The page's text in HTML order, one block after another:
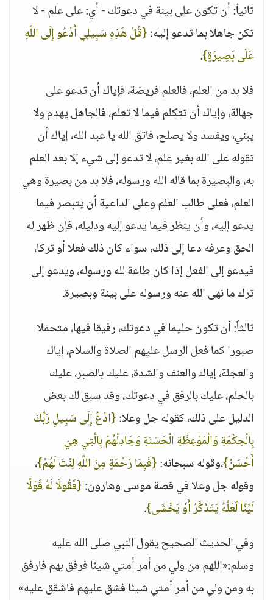
ثانياً: أن تكون على بينة في دعوتك - أي: على علم - لا
تكن جاهلا بما تدعو إليه:{قُلْ هَذِهِ سَبِيلِي أَدْعُو إِلَى اللَّهِ
عَلَى بَصِيرَةٍ}.
فلا بد من العلم، فالعلم فريضة، فإياك أن تدعو على
جهالة، وإياك أن تتكلم فيما لا تعلم، فالجاهل يهدم ولا
يبني، ويفسد ولا يصلح، فاتق الله يا عبد الله، إياك أن
تقوله على الله بغير علم، لا تدعو إلى شيء إلا بعد العلم
به، والبصيرة بما قاله الله ورسوله، فلا بد من بصيرة وهي
العلم، فعلى طالب العلم وعلى الداعية أن يتبصر فيما
يدعو إليه، وأن ينظر فيما يدعو إليه ودليله، فإن ظهر له
الحق وعرفه دعا إلى ذلك، سواء كان ذلك فعلا أو تركا،
فيدعو إلى الفعل إذا كان طاعة لله ورسوله، ويدعو إلى
ترك ما نهى الله عنه ورسوله على بينة وبصيرة.
ثالثاً: أن تكون حليما في دعوتك، رفيقا فيها، متحملا
صبورا كما فعل الرسل عليهم الصلاة والسلام، إياك
والعجلة، إياك والعنف والشدة، عليك بالصبر، عليك
بالحلم، عليك بالرفق في دعوتك، وقد سبق لك بعض
الدليل على ذلك، كقوله جل وعلا:{ادْعُ إِلَى سَبِيلِ رَبِّكَ
بِالْحِكْمَةِ وَالْمَوْعِظَةِ الْحَسَنَةِ وَجَادِلْهُمْ بِالَّتِي هِيَ
أَحْسَنُ}،وقوله سبحانه:{فَبِمَا رَحْمَةٍ مِنَ اللَّهِ لِنْتَ لَهُمْ}،
وقوله جل وعلا في قصة موسى وهارون:{فَقُولَا لَهُ قَوْلًا
لَيِّنًا لَعَلَّهُ يَتَذَكَّرُ أَوْ يَخْشَى}.
وفي الحديث الصحيح يقول النبي صلى الله عليه
وسلم:«اللهم من ولي من أمر أمتي شيئا فرفق بهم فارفق
به ومن ولي من أمر أمتي شيئا فشق عليهم فاشقق عليه»